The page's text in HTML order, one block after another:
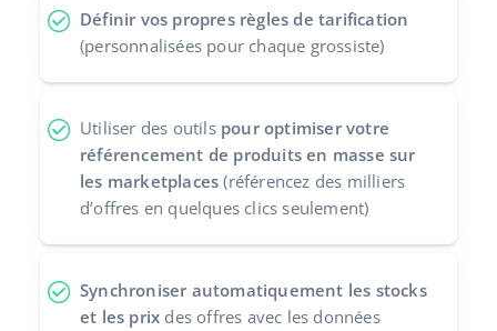
Définir vos propres règles de tarification
(personnalisées pour chaque grossiste)
Utiliser des outils pour optimiser votre
référencement de produits en masse sur
les marketplaces (référencez des milliers
d’offres en quelques clics seulement)
Synchroniser automatiquement les stocks
et les prix des offres avec les données